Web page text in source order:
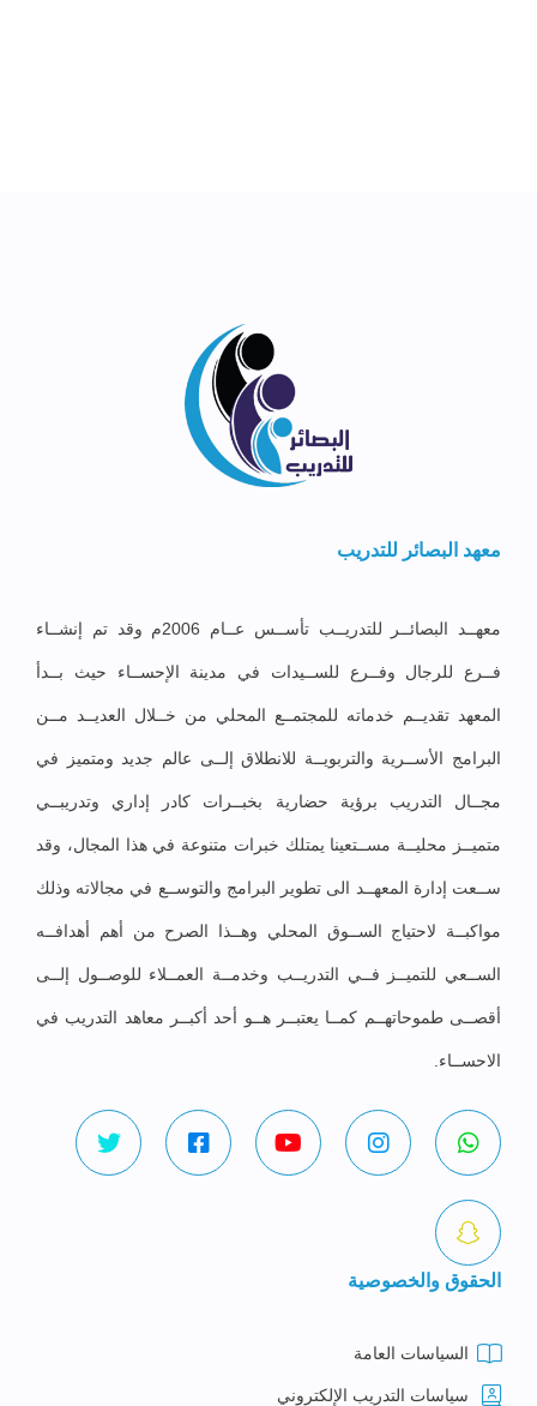
معهد البصائر للتدريب
معهــد البصائــر للتدريــب تأســس عــام 2006م وقد تم إنشــاء
فــرع للرجال وفــرع للســيدات في مدينة الإحســاء حيث بــدأ
المعهد تقديــم خدماته للمجتمــع المحلي من خــلال العديــد مــن
البرامج الأســرية والتربويــة للانطلاق إلــى عالم جديد ومتميز في
مجــال التدريب برؤية حضارية بخبــرات كادر إداري وتدريبــي
متميــز محليــة مســتعينا يمتلك خبرات متنوعة في هذا المجال، وقد
ســعت إدارة المعهــد الى تطوير البرامج والتوســع في مجالاته وذلك
مواكبــة لاحتياج الســوق المحلي وهــذا الصرح من أهم أهدافــه
الســعي للتميــز فــي التدريــب وخدمــة العمــلاء للوصــول إلــى
أقصــى طموحاتهــم كمــا يعتبــر هــو أحد أكبــر معاهد التدريب في
الاحســاء.
الحقوق والخصوصية
السياسات العامة
سياسات التدريب الإلكتروني